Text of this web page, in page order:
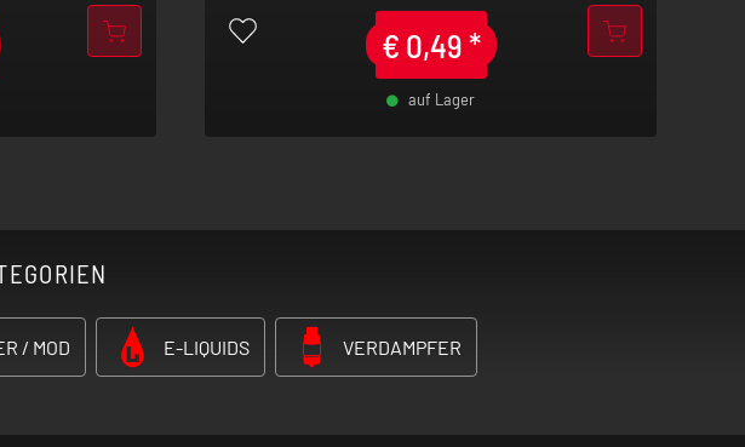
€ 0,49*
auf Lager
/ MOD E-LIQUIDS VERDAMPFER